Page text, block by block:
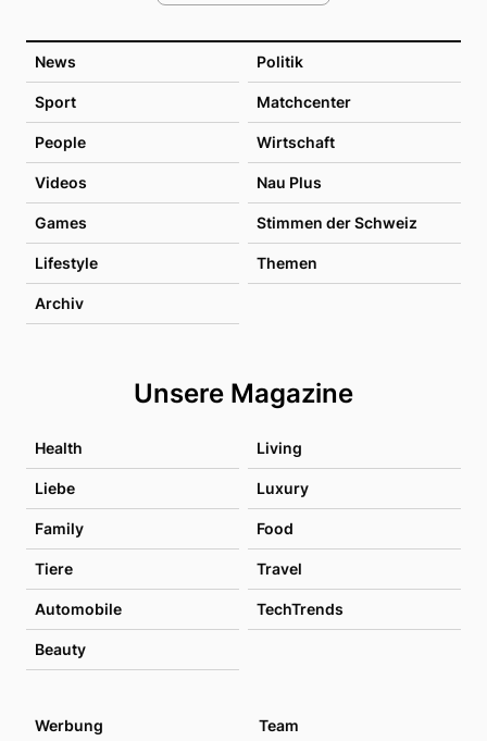
News Politik
Sport Matchcenter
People Wirtschaft
Videos Nau Plus
Games Stimmen der Schweiz
Lifestyle Themen
Archiv
Unsere Magazine
Health Living
Liebe Luxury
Family Food
Tiere Travel
Automobile TechTrends
Beauty
Werbung Team